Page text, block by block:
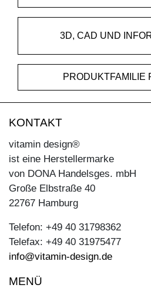
3D, CAD UND
PRODUKTFAMILIE
KONTAKT
vitamin design®
ist eine Herstellermarke
von DONA Handelsges. mbH
Große Elbstraße 40
22767 Hamburg
Telefon: +49 40 31798362
Telefax: +49 40 31975477
info@vitamin-design.de
MENÜ